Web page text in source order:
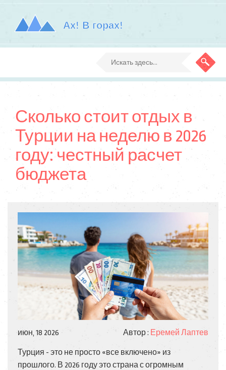
Сколько стоит отдых в
Турции на неделю в 2026
году: честный расчет
бюджета
июн, 18 2026 Автор : Еремей Лаптев
Турция - это не просто «все включено» из
прошлого. В 2026 году это страна с огромным